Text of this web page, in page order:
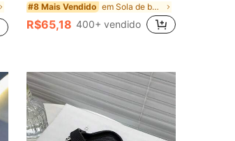
#8 Mais Vendido em Sola de borracha antiderrapante Chinelos da mod
R$65,18 400+ vendido